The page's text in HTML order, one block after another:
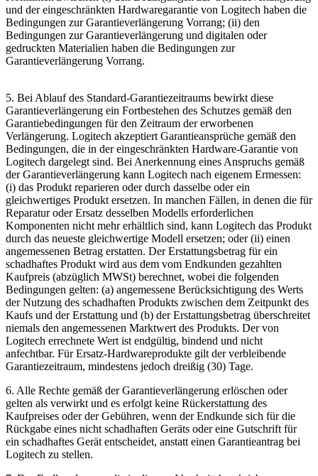
und der eingeschränkten Hardwaregarantie von Logitech haben die
Bedingungen zur Garantieverlängerung Vorrang; (ii) den
Bedingungen zur Garantieverlängerung und digitalen oder
gedruckten Materialien haben die Bedingungen zur
Garantieverlängerung Vorrang.
5. Bei Ablauf des Standard-Garantiezeitraums bewirkt diese
Garantieverlängerung ein Fortbestehen des Schutzes gemäß den
Garantiebedingungen für den Zeitraum der erworbenen
Verlängerung. Logitech akzeptiert Garantieansprüche gemäß den
Bedingungen, die in der eingeschränkten Hardware-Garantie von
Logitech dargelegt sind. Bei Anerkennung eines Anspruchs gemäß
der Garantieverlängerung kann Logitech nach eigenem Ermessen:
(i) das Produkt reparieren oder durch dasselbe oder ein
gleichwertiges Produkt ersetzen. In manchen Fällen, in denen die für
Reparatur oder Ersatz desselben Modells erforderlichen
Komponenten nicht mehr erhältlich sind, kann Logitech das Produkt
durch das neueste gleichwertige Modell ersetzen; oder (ii) einen
angemessenen Betrag erstatten. Der Erstattungsbetrag für ein
schadhaftes Produkt wird aus dem vom Endkunden gezahlten
Kaufpreis (abzüglich MWSt) berechnet, wobei die folgenden
Bedingungen gelten: (a) angemessene Berücksichtigung des Werts
der Nutzung des schadhaften Produkts zwischen dem Zeitpunkt des
Kaufs und der Erstattung und (b) der Erstattungsbetrag überschreitet
niemals den angemessenen Marktwert des Produkts. Der von
Logitech errechnete Wert ist endgültig, bindend und nicht
anfechtbar. Für Ersatz-Hardwareprodukte gilt der verbleibende
Garantiezeitraum, mindestens jedoch dreißig (30) Tage.
6. Alle Rechte gemäß der Garantieverlängerung erlöschen oder
gelten als verwirkt und es erfolgt keine Rückerstattung des
Kaufpreises oder der Gebühren, wenn der Endkunde sich für die
Rückgabe eines nicht schadhaften Geräts oder eine Gutschrift für
ein schadhaftes Gerät entscheidet, anstatt einen Garantieantrag bei
Logitech zu stellen.